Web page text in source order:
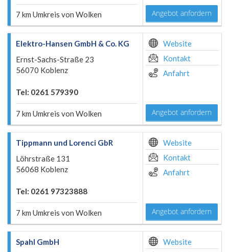
7 km Umkreis von Wolken Angebot anfordern
Elektro-Hansen GmbH & Co. KG
Ernst-Sachs-Straße 23
56070 Koblenz
Tel: 0261 579390
7 km Umkreis von Wolken
Website
Kontakt
Anfahrt
Angebot anfordern
Tippmann und Lorenci GbR
Löhrstraße 131
56068 Koblenz
Tel: 0261 97323888
7 km Umkreis von Wolken
Website
Kontakt
Anfahrt
Angebot anfordern
Spahl GmbH
Website